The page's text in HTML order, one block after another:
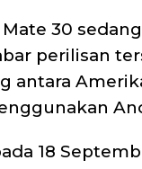
Mate 30
perilisan
antara
18